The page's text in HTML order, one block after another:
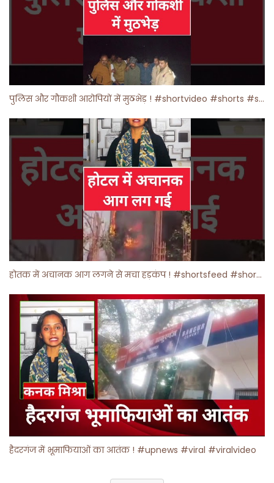
पुलिस और गौकशी आरोपियों में मुठभेड़ ! #shortvideo #shorts #shortsfeed
होतक में अचानक आग लगने से मचा हड़कंप ! #shortsfeed #shorts #viralshorts
हैदरगंज में भूमाफियाओं का आतंक ! #upnews #viral #viralvideo